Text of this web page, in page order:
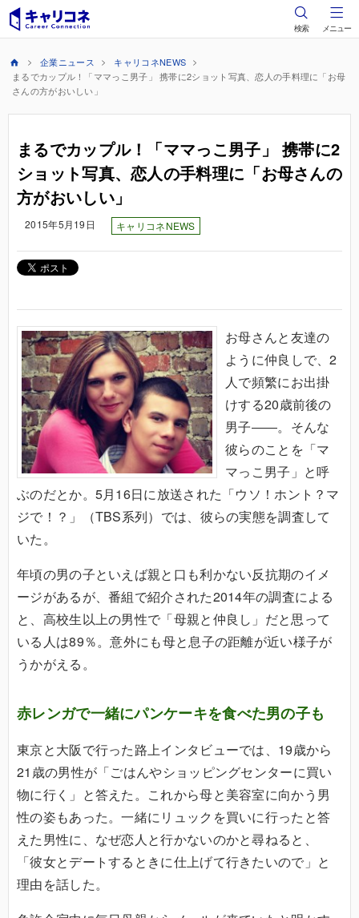
検索 メニュー
企業ニュース
キャリコネNEWS
まるでカップル！「ママっこ男子」 携帯に2ショット写真、恋人の手料理に「お母
さんの方がおいしい」
まるでカップル！「ママっこ男子」 携帯に2
ショット写真、恋人の手料理に「お母さんの
方がおいしい」
2015年5月19日 キャリコネNEWS
お母さんと友達の
ように仲良しで、2
人で頻繁にお出掛
けする20歳前後の
男子――。そんな
彼らのことを「マ
マっこ男子」と呼
ぶのだとか。5月16日に放送された「ウソ！ホント？マ
ジで！？」（TBS系列）では、彼らの実態を調査して
いた。
年頃の男の子といえば親と口も利かない反抗期のイメ
ージがあるが、番組で紹介された2014年の調査による
と、高校生以上の男性で「母親と仲良し」だと思って
いる人は89％。意外にも母と息子の距離が近い様子が
うかがえる。
赤レンガで一緒にパンケーキを食べた男の子も
東京と大阪で行った路上インタビューでは、19歳から
21歳の男性が「ごはんやショッピングセンターに買い
物に行く」と答えた。これから母と美容室に向かう男
性の姿もあった。一緒にリュックを買いに行ったと答
えた男性に、なぜ恋人と行かないのかと尋ねると、
「彼女とデートするときに仕上げて行きたいので」と
理由を話した。